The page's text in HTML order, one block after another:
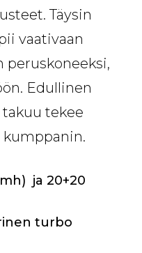
Täysin
vaativaan
Edullinen
tekee
kumppanin.
ja 20+20
turbo